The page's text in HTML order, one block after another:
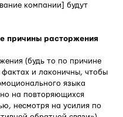
компании] будут
причины расторжения
(будь то по причине
фактах и лаконичны, чтобы
языка
на повторяющихся
несмотря на усилия по